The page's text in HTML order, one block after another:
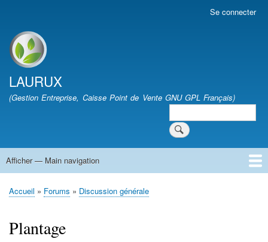
account
menu
Se connecter
Site branding
LAURUX
(Gestion Entreprise, Caisse Point de Vente GNU GPL Français)
Search
Main
Afficher — Main navigation
Accueil
Quoi de Neuf
Téléchargement
FAQ
Documentation
Développement
Forum
Vie Associative
Fil
Accueil Forums Discussion générale
Plantage